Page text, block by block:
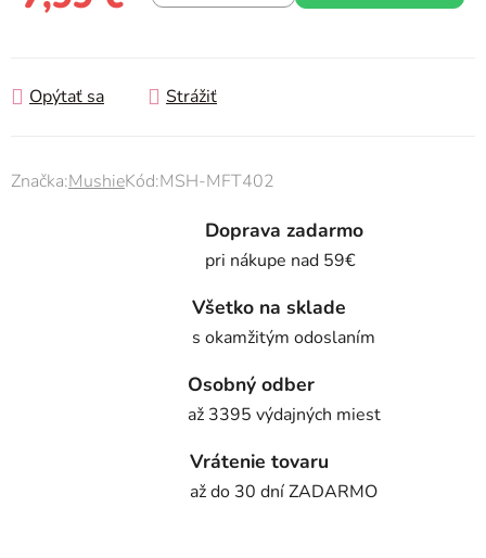
Opýtať sa Strážiť
Značka:MushieKód:MSH-MFT402
Doprava zadarmo
pri nákupe nad 59€
Všetko na sklade
s okamžitým odoslaním
Osobný odber
až 3395 výdajných miest
Vrátenie tovaru
až do 30 dní ZADARMO